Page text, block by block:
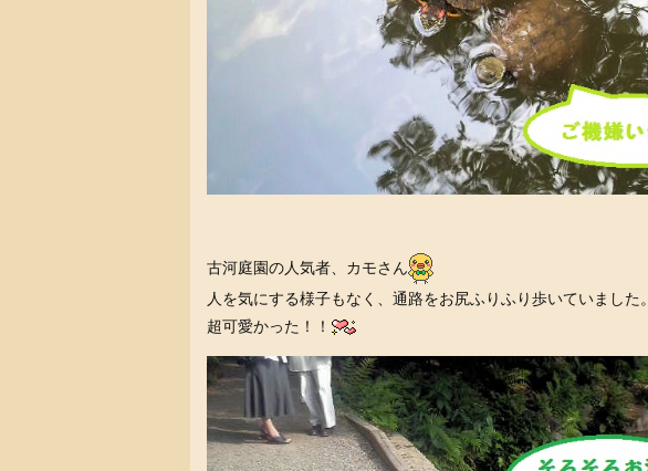
古河庭園の人気者、カモさん
人を気にする様子もなく、通路をお尻ふりふり歩いていました。
超可愛かった！！